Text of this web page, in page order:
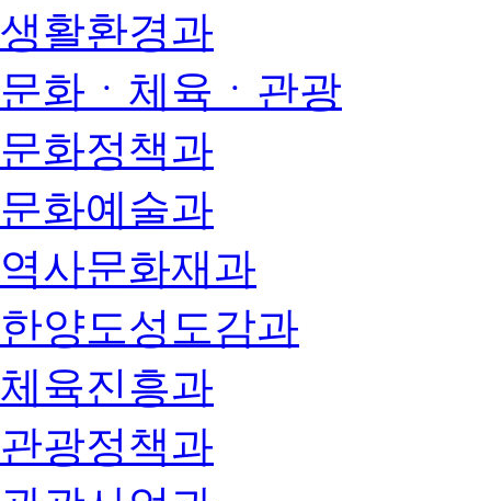
생활환경과
문화ㆍ체육ㆍ관광
문화정책과
문화예술과
역사문화재과
한양도성도감과
체육진흥과
관광정책과